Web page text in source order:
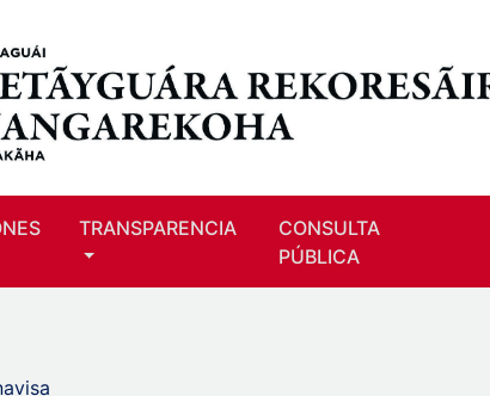
TRANSPARENCIA
CONSULTA
PÚBLICA